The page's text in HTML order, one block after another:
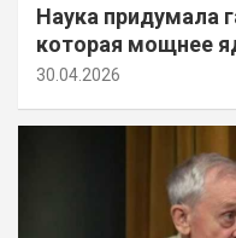
Наука придумала
которая мощнее
30.04.2026